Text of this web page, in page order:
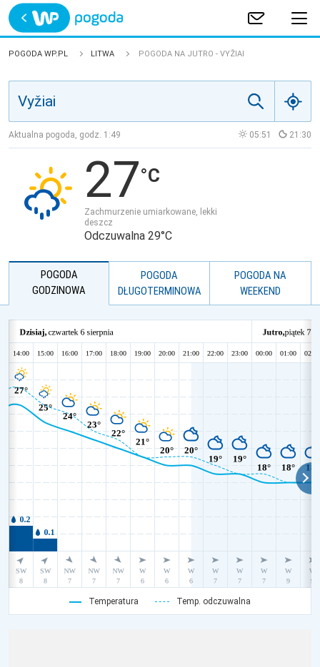
Trwa ładowanie
POLSKA
JAKOŚĆ POWIETRZA
POGODA WP.PL LITWA POGODA NA JUTRO - VYŽIAI
Aktualna pogoda, godz. 1:49 05:51 21:30
27
Zachmurzenie umiarkowane, lekki
deszcz
Odczuwalna 29°C
POGODA
GODZINOWA
POGODA
DŁUGOTERMINOWA
POGODA NA
WEEKEND
Temperatura Temp. odczuwalna